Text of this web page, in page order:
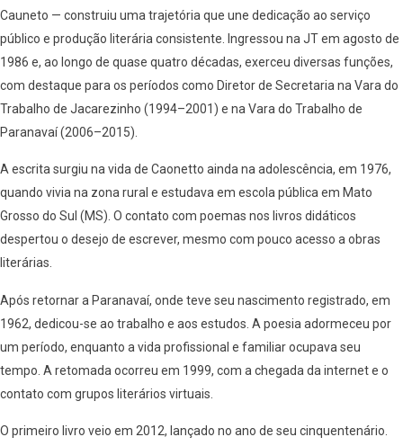
Cauneto — construiu uma trajetória que une dedicação ao serviço
público e produção literária consistente. Ingressou na JT em agosto de
1986 e, ao longo de quase quatro décadas, exerceu diversas funções,
com destaque para os períodos como Diretor de Secretaria na Vara do
Trabalho de Jacarezinho (1994–2001) e na Vara do Trabalho de
Paranavaí (2006–2015).
A escrita surgiu na vida de Caonetto ainda na adolescência, em 1976,
quando vivia na zona rural e estudava em escola pública em Mato
Grosso do Sul (MS). O contato com poemas nos livros didáticos
despertou o desejo de escrever, mesmo com pouco acesso a obras
literárias.
Após retornar a Paranavaí, onde teve seu nascimento registrado, em
1962, dedicou-se ao trabalho e aos estudos. A poesia adormeceu por
um período, enquanto a vida profissional e familiar ocupava seu
tempo. A retomada ocorreu em 1999, com a chegada da internet e o
contato com grupos literários virtuais.
O primeiro livro veio em 2012, lançado no ano de seu cinquentenário.